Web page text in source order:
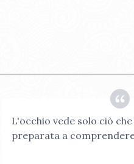
L'occhio vede solo ciò
preparata a